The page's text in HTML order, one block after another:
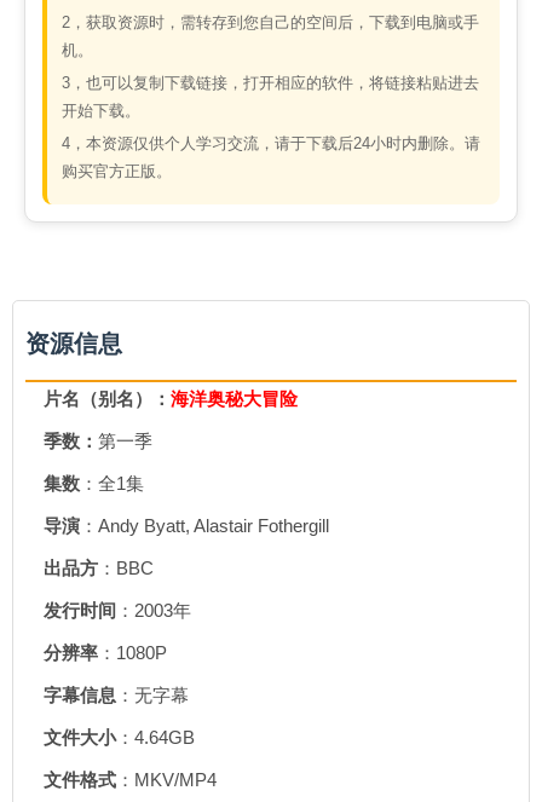
2，获取资源时，需转存到您自己的空间后，下载到电脑或手
机。
3，也可以复制下载链接，打开相应的软件，将链接粘贴进去
开始下载。
4，本资源仅供个人学习交流，请于下载后24小时内删除。请
购买官方正版。
资源信息
片名（别名）： 海洋奥秘大冒险
季数： 第一季
集数 ：全1集
导演 ：Andy Byatt, Alastair Fothergill
出品方 ：BBC
发行时间 ：2003年
分辨率 ：1080P
字幕信息 ：无字幕
文件大小：4.64GB
文件格式 ：MKV/MP4